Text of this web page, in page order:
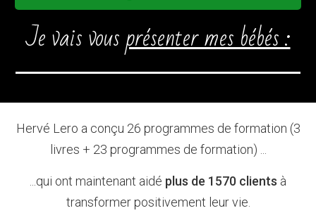
Je vais vousprésenter mes bébés :
Hervé Lero a conçu 26 programmes de formation (3
livres + 23 programmes de formation) ...
...qui ont maintenant aidé plus de 1570 clients à
transformer positivement leur vie.